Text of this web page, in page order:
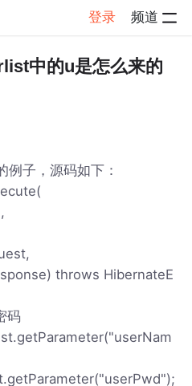
登录 频道
子详情
中的u是怎么来的
例子，源码如下：
throws HibernateE
码